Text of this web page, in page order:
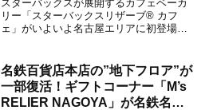
オープン 注目ポイント＆気にな
るメニューの味わいは？【レポー
スターバックスが展開するカフェベーカ
リー「スターバックスリザーブ® カフ
ェ」がいよいよ名古屋エリアに初登場！
（水）に名古屋・栄にてオープンする新
商業施設「HA...
名鉄百貨店本店の”地下フロア”が
一部復活！ギフトコーナー「M’s
RELIER NAGOYA」が名鉄名古